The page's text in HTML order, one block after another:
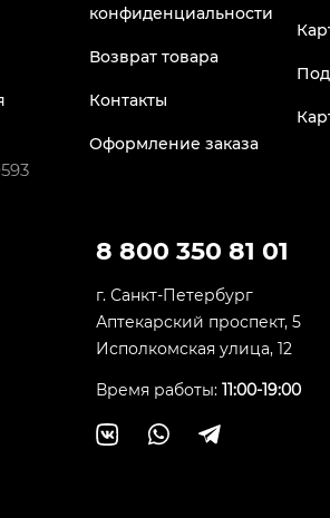
конфиденциальности
Возврат товара
Контакты
Оформление заказа
8 800 350 81 01
г. Санкт-Петербург
Аптекарский проспект, 5
Исполкомская улица, 12
Время работы: 11:00-19:00